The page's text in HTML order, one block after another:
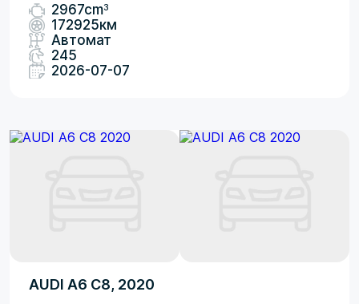
2967cm3
172925км
Автомат
245
2026-07-07
AUDI A6 C8, 2020